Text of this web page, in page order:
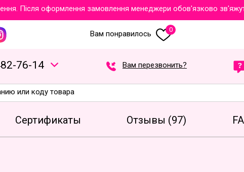
Після оформлення замовлення менеджери обов'язково зв'яжуться
Вам понравилось 0
82-76-1 4 Вам перезвонить?
Сертификаты Отзывы (97)